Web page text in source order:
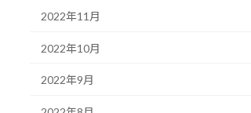
2022年11月
2022年10月
2022年9月